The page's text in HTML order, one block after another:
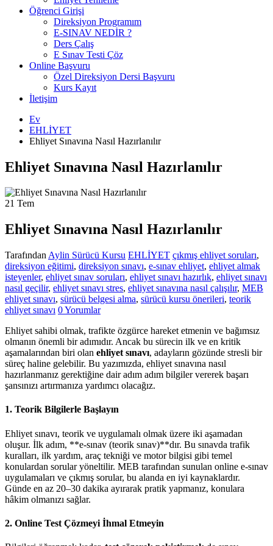
Öğrenci Girişi
Direksiyon Programım
E-SINAV NEDİR ?
Ders Çalış
E Sınav Testi Çöz
Online Başvuru
Özel Direksiyon Dersi Başvuru
Kurs Kayıt
İletişim
Ev
EHLİYET
Ehliyet Sınavına Nasıl Hazırlanılır
Ehliyet Sınavına Nasıl Hazırlanılır
21 Tem
Ehliyet Sınavına Nasıl Hazırlanılır
Tarafından Aylin Sürücü Kursu EHLİYET çıkmış ehliyet soruları,
direksiyon eğitimi, direksiyon sınavı, e-sınav ehliyet, ehliyet almak
isteyenler, ehliyet sınav soruları, ehliyet sınavı hazırlık, ehliyet sınavı
nasıl geçilir, ehliyet sınavı stres, ehliyet sınavına nasıl çalışılır, MEB
ehliyet sınavı, sürücü belgesi alma, sürücü kursu önerileri, teorik
ehliyet sınavı 0 Yorumlar
Ehliyet sahibi olmak, trafikte özgürce hareket etmenin ve bağımsız
olmanın önemli bir adımıdır. Ancak bu sürecin ilk ve en kritik
aşamalarından biri olan ehliyet sınavı, adayların gözünde stresli bir
süreç haline gelebilir. Bu yazımızda, ehliyet sınavına nasıl
hazırlanmanız gerektiğine dair adım adım bilgiler vererek başarı
şansınızı artırmanıza yardımcı olacağız.
1. Teorik Bilgilerle Başlayın
Ehliyet sınavı, teorik ve uygulamalı olmak üzere iki aşamadan
oluşur. İlk adım, **e-sınav (teorik sınav)**dır. Bu sınavda trafik
kuralları, ilk yardım, araç tekniği ve motor bilgisi gibi temel
konulardan sorular yöneltilir. MEB tarafından sunulan online e-sınav
uygulamaları ve çıkmış sorular, bu alanda en iyi kaynaklardır.
Günde en az 20–30 dakika ayırarak pratik yapmanız, konulara
hâkim olmanızı sağlar.
2. Online Test Çözmeyi İhmal Etmeyin